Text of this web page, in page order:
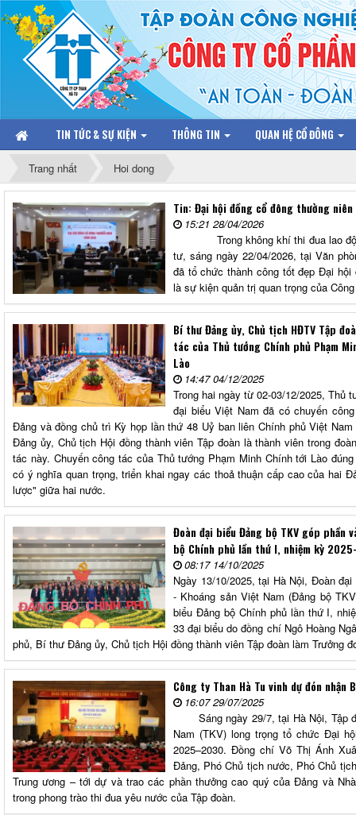
TIN TỨC & SỰ KIỆN THÔNG TIN QUAN HỆ CỔ ĐÔNG
Trang nhất Hoi dong
Tin: Đại hội đồng cổ đông thường
15:21 28/04/2026
Trong không khí thi đua lao
tư, sáng ngày 22/04/2026, tại Văn
đã tổ chức thành công tốt đẹp Đại
là sự kiện quản trị quan trọng của
Bí thư Đảng ủy, Chủ tịch HĐTV Tập
tác của Thủ tướng Chính phủ Phạm
Lào
14:47 04/12/2025
Trong hai ngày từ 02-03/12/2025, Thủ
đại biểu Việt Nam đã có chuyến
Đảng và đồng chủ trì Kỳ họp lần thứ 48 Uỷ ban liên Chính phủ Việt
Đảng ủy, Chủ tịch Hội đồng thành viên Tập đoàn là thành viên trong
tác này. Chuyến công tác của Thủ tướng Phạm Minh Chính tới Lào
có ý nghĩa quan trọng, triển khai ngay các thoả thuận cấp cao của hai
lược" giữa hai nước.
Đoàn đại biểu Đảng bộ TKV góp phần
bộ Chính phủ lần thứ I, nhiệm kỳ
08:17 14/10/2025
Ngày 13/10/2025, tại Hà Nội, Đoàn
- Khoáng sản Việt Nam (Đảng bộ
biểu Đảng bộ Chính phủ lần thứ I,
33 đại biểu do đồng chí Ngô Hoàng
phủ, Bí thư Đảng ủy, Chủ tịch Hội đồng thành viên Tập đoàn làm Trưởng
Công ty Than Hà Tu vinh dự đón nhận
16:07 29/07/2025
Sáng ngày 29/7, tại Hà Nội, Tập
Nam (TKV) long trọng tổ chức Đại
2025–2030. Đồng chí Võ Thị Ánh
Đảng, Phó Chủ tịch nước, Phó Chủ
Trung ương – tới dự và trao các phần thưởng cao quý của Đảng và
trong phong trào thi đua yêu nước của Tập đoàn.